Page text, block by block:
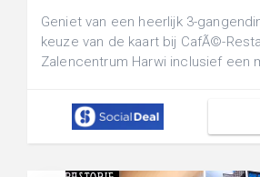
Geniet van een heerlijk 3-
keuze van de kaart bij CafÃ©-
Zalencentrum Harwi inclusief een